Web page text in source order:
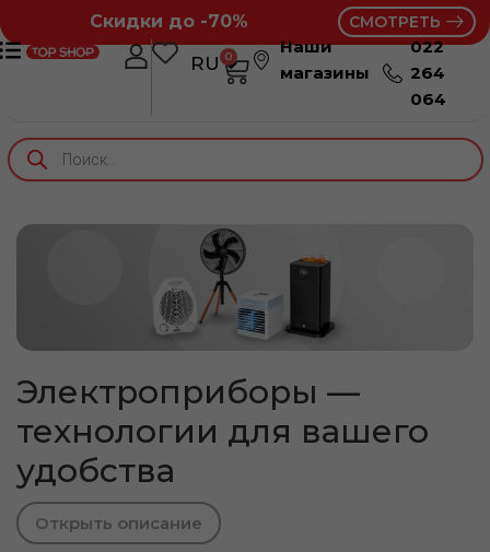
Скидки до -70% СМОТРЕТЬ
RU
RO
0
Наши
магазины
022
264
064
Электроприборы —
технологии для вашего
удобства
Открыть описание